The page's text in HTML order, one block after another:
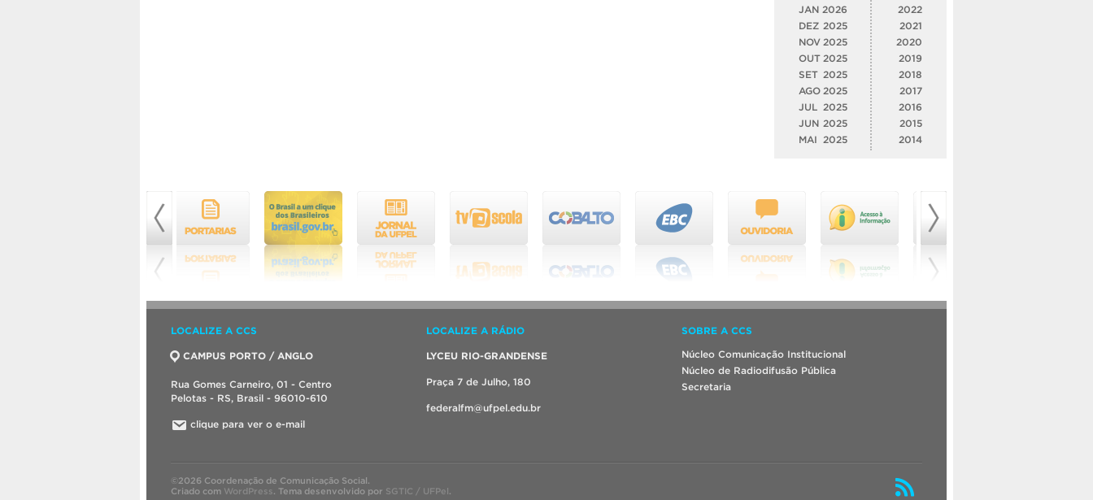
JAN 2026
DEZ 2025
NOV 2025
OUT 2025
SET 2025
AGO 2025
JUL
2025
JUN 2025
MAI
2025
2022
2021
2020
2019
2018
2017
2016
2015
2014
LOCALIZE A CCS
CAMPUS PORTO / ANGLO
Rua Gomes Carneiro, 01 - Centro
Pelotas - RS, Brasil - 96010-610
clique para ver o e-mail
LOCALIZE A RÁDIO
LYCEU RIO-GRANDENSE
Praça 7 de Julho, 180
federalfm@ufpel.edu.br
SOBRE A CCS
Núcleo Comunicação Institucional
Núcleo de Radiodifusão Pública
Secretaria
©2026 Coordenação de Comunicação Social.
Criado com WordPress. Tema desenvolvido por SGTIC / UFPel .